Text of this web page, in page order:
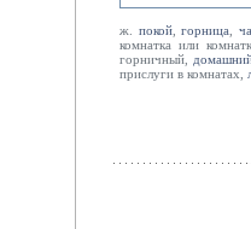
ж. покой,горница
комнатка или
горничный,
прислуги в комнатах,